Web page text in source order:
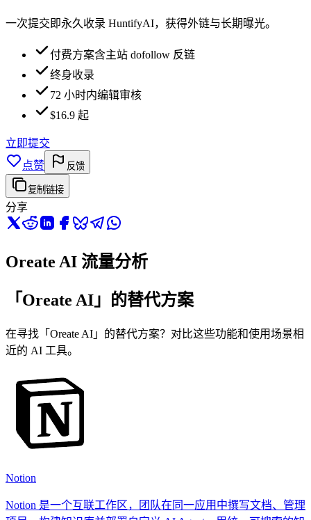
一次提交即永久收录 HuntifyAI，获得外链与长期曝光。
付费方案含主站 dofollow 反链
终身收录
72 小时内编辑审核
$16.9 起
立即提交
点赞
反馈
复制链接
分享
Oreate AI 流量分析
「Oreate AI」的替代方案
在寻找「Oreate AI」的替代方案？对比这些功能和使用场景相
近的 AI 工具。
Notion
Notion 是一个互联工作区，团队在同一应用中撰写文档、管理